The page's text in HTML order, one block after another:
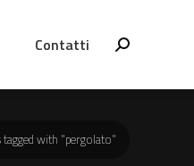
Contatti Cerca
tagged with "pergolato"